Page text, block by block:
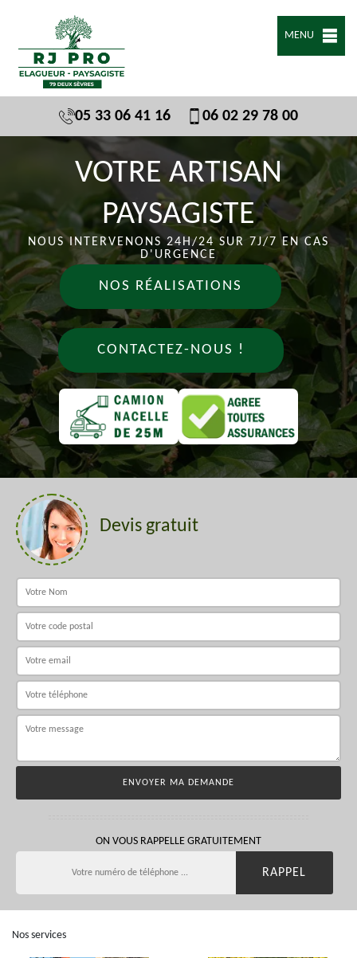
MENU
05 33 06 41 16 06 02 29 78 00
VOTRE ARTISAN
PAYSAGISTE
NOUS INTERVENONS 24H/24 SUR 7J/7 EN CAS
D'URGENCE
NOS RÉALISATIONS
CONTACTEZ-NOUS !
Devis gratuit
ON VOUS RAPPELLE GRATUITEMENT
Nos services